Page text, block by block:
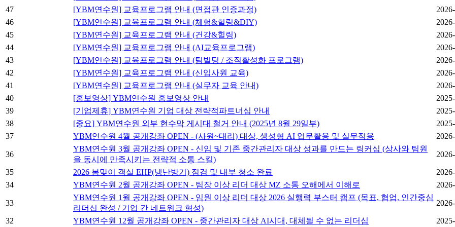
47
[YBM연수원] 교육프로그램 안내 (면접관 인증과정)
46
[YBM연수원] 교육프로그램 안내 (체험&힐링&DIY)
45
[YBM연수원] 교육프로그램 안내 (건강&힐링)
44
[YBM연수원] 교육프로그램 안내 (AI교육프로그램)
43
[YBM연수원] 교육프로그램 안내 (팀빌딩 / 조직활성화 프로그램)
42
[YBM연수원] 교육프로그램 안내 (신입사원 교육)
41
[YBM연수원] 교육프로그램 안내 (실무자 교육 안내)
40
[홍보영상] YBM연수원 홍보영상 안내
39
[기업제휴] YBM연수원 기업 대상 전략적파트너십 안내
38
[중요] YBM연수원 외부 현수막 게시대 철거 안내 (2025년 8월 29일부)
37
YBM연수원 4월 공개강좌 OPEN - (사원~대리) 대상, 생성형 AI 업무활용 및 실무적용
36
YBM연수원 3월 공개강좌 OPEN - 신임 및 기존 중간관리자 대상 성과를 만드는 링커십 (상사와 팀원
을 동시에 만족시키는 전략적 소통 스킬)
35 2026 봄맞이 객실 EHP(냉난방기) 점검 및 내부 청소 완료
34
YBM연수원 2월 공개강좌 OPEN - 팀장 이상 리더 대상 MZ 소통 오해에서 이해로
33
YBM연수원 1월 공개강좌 OPEN - 임원 이상 리더 대상 2026 실행력 부스터 캠프 (목표, 협업, 인간중심
리더십 완성 / 기업 간 네트워크 형성)
32 YBM연수원 12월 공개강좌 OPEN - 중간관리자 대상 AI시대, 대체될 수 없는 리더십